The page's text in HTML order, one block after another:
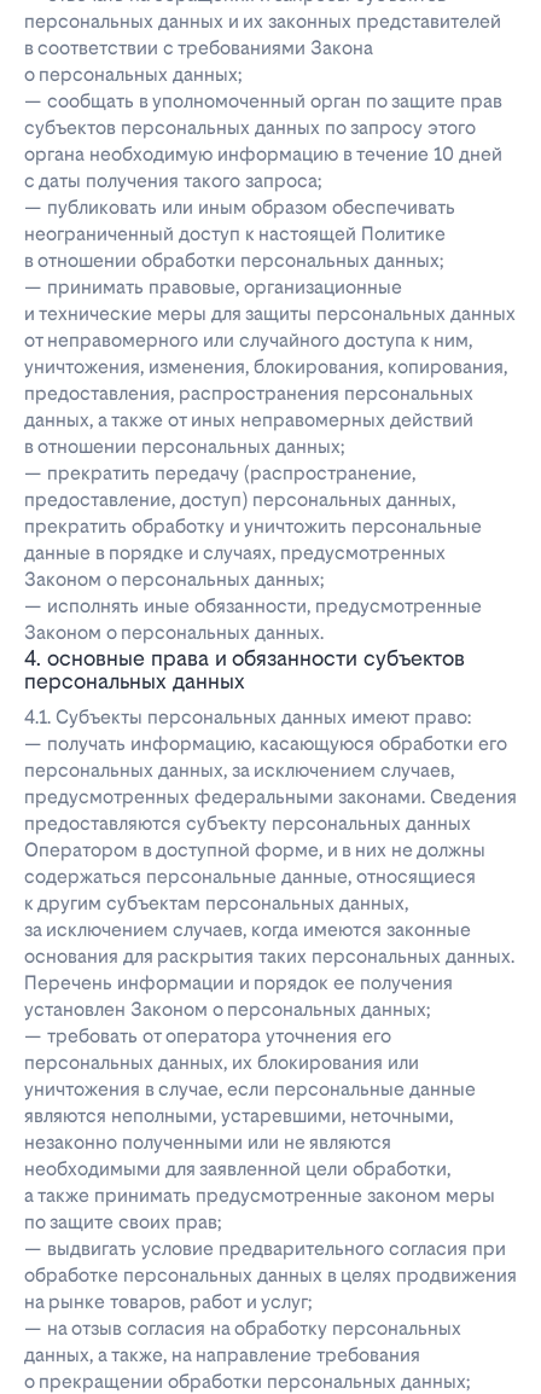
персональных данных и их законных представителей
в соответствии с требованиями Закона
о персональных данных;
— сообщать в уполномоченный орган по защите прав
субъектов персональных данных по запросу этого
органа необходимую информацию в течение 10 дней
с даты получения такого запроса;
— публиковать или иным образом обеспечивать
неограниченный доступ к настоящей Политике
в отношении обработки персональных данных;
— принимать правовые, организационные
и технические меры для защиты персональных данных
от неправомерного или случайного доступа к ним,
уничтожения, изменения, блокирования, копирования,
предоставления, распространения персональных
данных, а также от иных неправомерных действий
в отношении персональных данных;
— прекратить передачу (распространение,
предоставление, доступ) персональных данных,
прекратить обработку и уничтожить персональные
данные в порядке и случаях, предусмотренных
Законом о персональных данных;
— исполнять иные обязанности, предусмотренные
Законом о персональных данных.
4. основные права и обязанности субъектов
персональных данных
4.1. Субъекты персональных данных имеют право:
— получать информацию, касающуюся обработки его
персональных данных, за исключением случаев,
предусмотренных федеральными законами. Сведения
предоставляются субъекту персональных данных
Оператором в доступной форме, и в них не должны
содержаться персональные данные, относящиеся
к другим субъектам персональных данных,
за исключением случаев, когда имеются законные
основания для раскрытия таких персональных данных.
Перечень информации и порядок ее получения
установлен Законом о персональных данных;
— требовать от оператора уточнения его
персональных данных, их блокирования или
уничтожения в случае, если персональные данные
являются неполными, устаревшими, неточными,
незаконно полученными или не являются
необходимыми для заявленной цели обработки,
а также принимать предусмотренные законом меры
по защите своих прав;
— выдвигать условие предварительного согласия при
обработке персональных данных в целях продвижения
на рынке товаров, работ и услуг;
— на отзыв согласия на обработку персональных
данных, а также, на направление требования
о прекращении обработки персональных данных;